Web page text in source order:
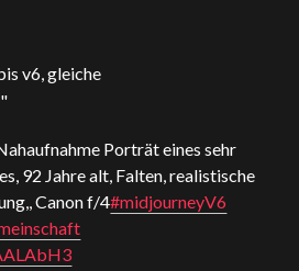
v6, gleiche
Porträt eines sehr
92 Jahre alt, Falten, realistische
Canon f/4#midjourneyV6